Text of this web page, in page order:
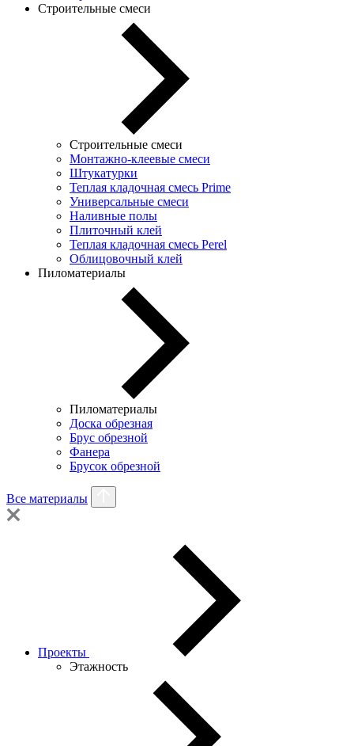
Строительные смеси
Строительные смеси
Монтажно-клеевые смеси
Штукатурки
Теплая кладочная смесь Prime
Универсальные смеси
Наливные полы
Плиточный клей
Теплая кладочная смесь Perel
Облицовочный клей
Пиломатериалы
Пиломатериалы
Доска обрезная
Брус обрезной
Фанера
Брусок обрезной
Все материалы
Проекты
Этажность